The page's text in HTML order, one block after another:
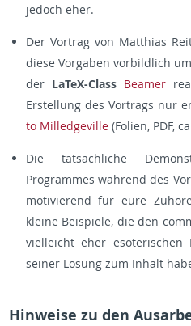
jedoch eher.
Der Vortrag von Matthias
diese Vorgaben vorbildlich
der LaTeX-Class Beamer
Erstellung des Vortrags nur
to Milledgeville(Folien, PDF,
Die tatsächliche
Programmes während des
motivierend für eure
kleine Beispiele, die den
vielleicht eher esoterischen
seiner Lösung zum Inhalt
Hinweise zu den